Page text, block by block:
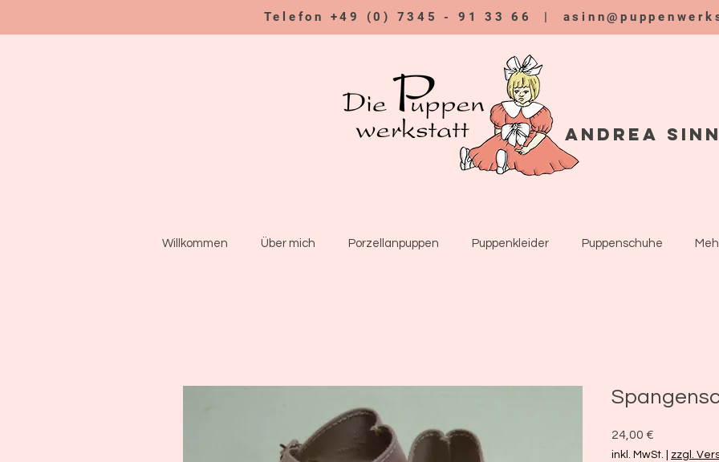
Telefon +49 (0) 7345 - 91 33 66 |
Andrea Sinn
Willkommen Über mich Porzellanpuppen Puppenkleider Puppenschuhe
24,00 €
inkl. MwSt. zzgl.